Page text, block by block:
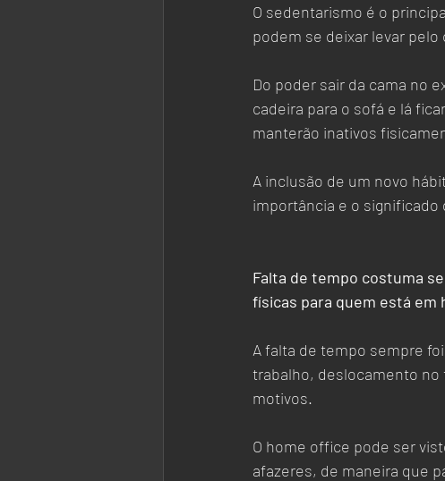
O sedentarismo é o
podem se deixar levar
Do poder sair da cama no
cadeira para o sofá e lá
manterão inativos
A inclusão de um novo
importância e o
Falta de tempo costuma
físicas para quem está em
A falta de tempo sempre
trabalho, deslocamento
motivos.
O home office pode ser
afazeres, de maneira que